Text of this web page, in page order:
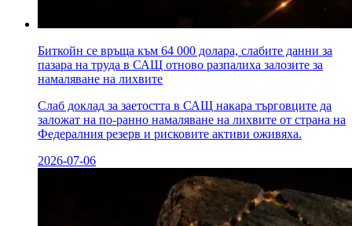
Биткойн се връща към 64 000 долара, слабите данни за
пазара на труда в САЩ отново разпалиха залозите за
намаляване на лихвите
Слаб доклад за заетостта в САЩ накара търговците да
заложат на по-ранно намаляване на лихвите от страна на
Федералния резерв и рисковите активи оживяха.
2026-07-06